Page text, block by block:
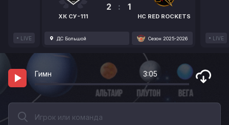
LIVE
ХК СУ-111
2 : 1
HC RED ROCKETS
ДС Большой Сезон 2025-2026 LIVE
Гимн 3:05